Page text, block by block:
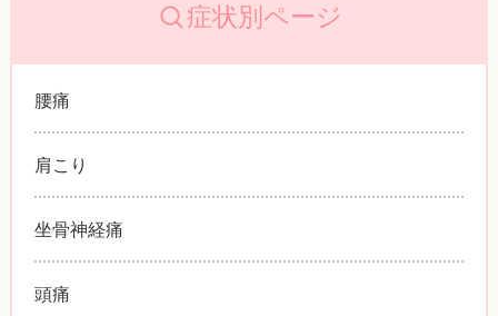
症状別ページ
腰痛
肩こり
坐骨神経痛
頭痛